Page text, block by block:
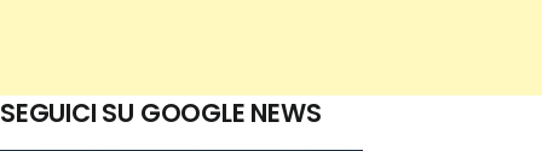
SEGUICI SU GOOGLE NEWS